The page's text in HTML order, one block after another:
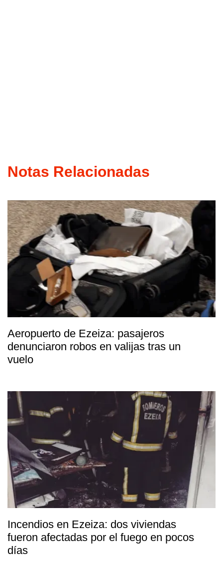
Notas Relacionadas
Aeropuerto de Ezeiza: pasajeros
denunciaron robos en valijas tras un
vuelo
Incendios en Ezeiza: dos viviendas
fueron afectadas por el fuego en pocos
días